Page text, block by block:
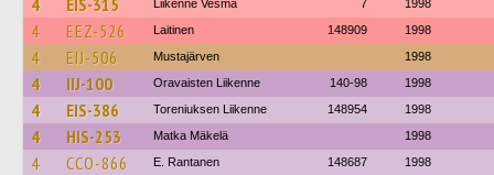
4 EIS-315 Liikenne Vesma 7 1998
4 EEZ-526 Laitinen 148909 1998
4 EIJ-506 Mustajärven 1998
4 IIJ-100 Oravaisten Liikenne 140-98 1998
4 EIS-386 Toreniuksen Liikenne 148954 1998
4 HIS-253 Matka Mäkelä 1998
4 CCO-866 E. Rantanen 148687 1998